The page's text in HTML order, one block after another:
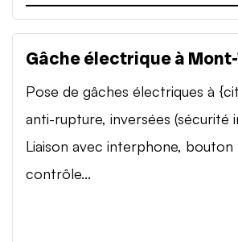
Gâche électrique à
Pose de gâches électriques à
anti-rupture, inversées (sécurité
Liaison avec interphone, bouton
contrôle...